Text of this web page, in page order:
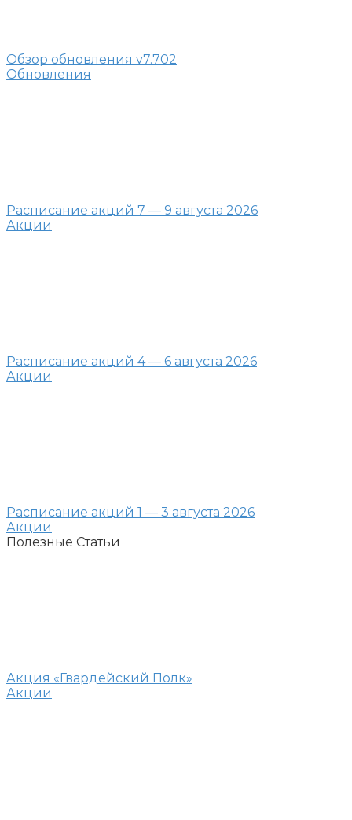
Обзор обновления v7.702
Обновления
Расписание акций 7 — 9 августа 2026
Акции
Расписание акций 4 — 6 августа 2026
Акции
Расписание акций 1 — 3 августа 2026
Акции
Полезные Статьи
Акция «Гвардейский Полк»
Акции